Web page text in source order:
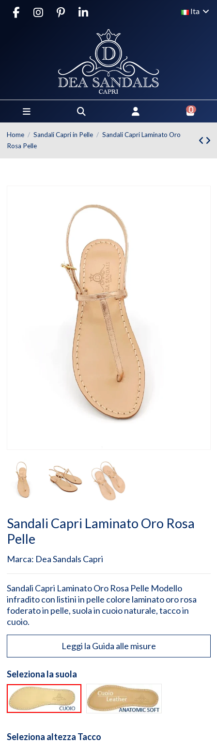
Ita
0
Home Sandali Capri in Pelle
Sandali Capri Laminato Oro
Rosa Pelle
Sandali Capri Laminato Oro Rosa
Pelle
Marca: Dea Sandals Capri
Sandali Capri Laminato Oro Rosa Pelle Modello
infradito con listini in pelle colore laminato oro rosa
foderato in pelle, suola in cuoio naturale, tacco in
cuoio.
Leggi la Guida alle misure
Seleziona la suola
Suola cuoio naturale
Suola Anatomic Soft
Seleziona altezza Tacco